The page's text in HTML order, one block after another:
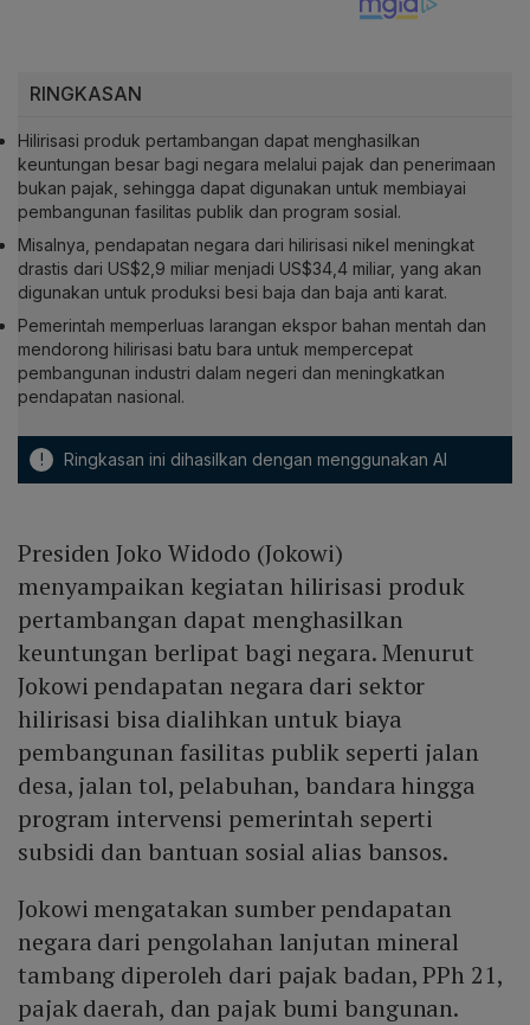
RINGKASAN
Hilirisasi produk pertambangan dapat menghasilkan
keuntungan besar bagi negara melalui pajak dan penerimaan
bukan pajak, sehingga dapat digunakan untuk membiayai
pembangunan fasilitas publik dan program sosial.
Misalnya, pendapatan negara dari hilirisasi nikel meningkat
drastis dari US$2,9 miliar menjadi US$34,4 miliar, yang akan
digunakan untuk produksi besi baja dan baja anti karat.
Pemerintah memperluas larangan ekspor bahan mentah dan
mendorong hilirisasi batu bara untuk mempercepat
pembangunan industri dalam negeri dan meningkatkan
pendapatan nasional.
! Ringkasan ini dihasilkan dengan menggunakan AI
Presiden Joko Widodo (Jokowi)
menyampaikan kegiatan hilirisasi produk
pertambangan dapat menghasilkan
keuntungan berlipat bagi negara. Menurut
Jokowi pendapatan negara dari sektor
hilirisasi bisa dialihkan untuk biaya
pembangunan fasilitas publik seperti jalan
desa, jalan tol, pelabuhan, bandara hingga
program intervensi pemerintah seperti
subsidi dan bantuan sosial alias bansos.
Jokowi mengatakan sumber pendapatan
negara dari pengolahan lanjutan mineral
tambang diperoleh dari pajak badan, PPh 21,
pajak daerah, dan pajak bumi bangunan.